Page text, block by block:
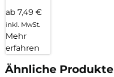
ab 7,49 €
inkl. MwSt.
Mehr
erfahren
Ähnliche Produkte